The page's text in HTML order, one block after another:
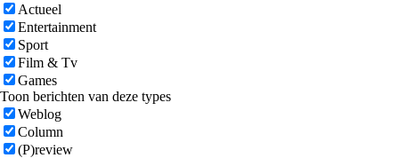
Actueel
Entertainment
Sport
Film & Tv
Games
Toon berichten van deze types
Weblog
Column
(P)review